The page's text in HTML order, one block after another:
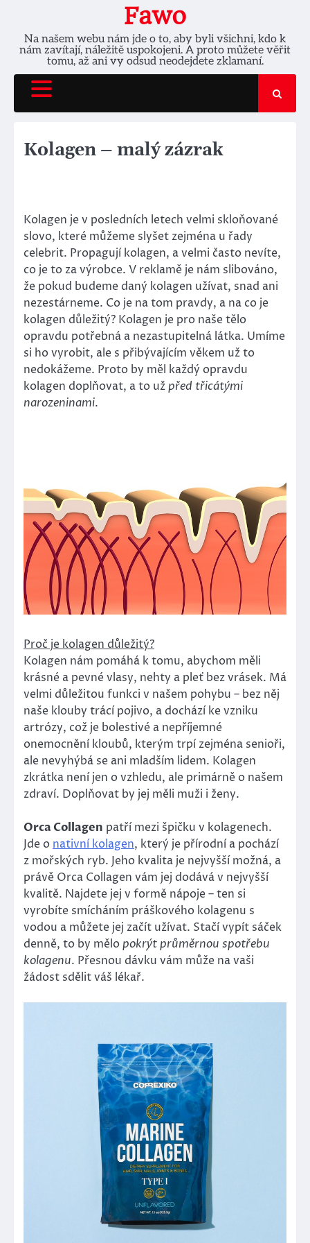
content
Fawo
Na našem webu nám jde o to, aby byli všichni, kdo k
nám zavítají, náležitě uspokojeni. A proto můžete věřit
tomu, až ani vy odsud neodejdete zklamaní.
Kolagen – malý zázrak
Kolagen je v posledních letech velmi skloňované
slovo, které můžeme slyšet zejména u řady
celebrit. Propagují kolagen, a velmi často nevíte,
co je to za výrobce. V reklamě je nám slibováno,
že pokud budeme daný kolagen užívat, snad ani
nezestárneme. Co je na tom pravdy, a na co je
kolagen důležitý? Kolagen je pro naše tělo
opravdu potřebná a nezastupitelná látka. Umíme
si ho vyrobit, ale s přibývajícím věkem už to
nedokážeme. Proto by měl každý opravdu
kolagen doplňovat, a to užpřed třicátými
narozeninami.
Proč je kolagen důležitý?
Kolagen nám pomáhá k tomu, abychom měli
krásné a pevné vlasy, nehty a pleť bez vrásek. Má
velmi důležitou funkci v našem pohybu – bez něj
naše klouby trácí pojivo, a dochází ke vzniku
artrózy, což je bolestivé a nepříjemné
onemocnění kloubů, kterým trpí zejména senioři,
ale nevyhýbá se ani mladším lidem. Kolagen
zkrátka není jen o vzhledu, ale primárně o našem
zdraví. Doplňovat by jej měli muži i ženy.
Orca Collagen patří mezi špičku v kolagenech.
Jde o nativní kolagen, který je přírodní a pochází
z mořských ryb. Jeho kvalita je nejvyšší možná, a
právě Orca Collagen vám jej dodává v nejvyšší
kvalitě. Najdete jej v formě nápoje – ten si
vyrobíte smícháním práškového kolagenu s
vodou a můžete jej začít užívat. Stačí vypít sáček
denně, to by mělopokrýt průměrnou spotřebu
kolagenu. Přesnou dávku vám může na vaši
žádost sdělit váš lékař.